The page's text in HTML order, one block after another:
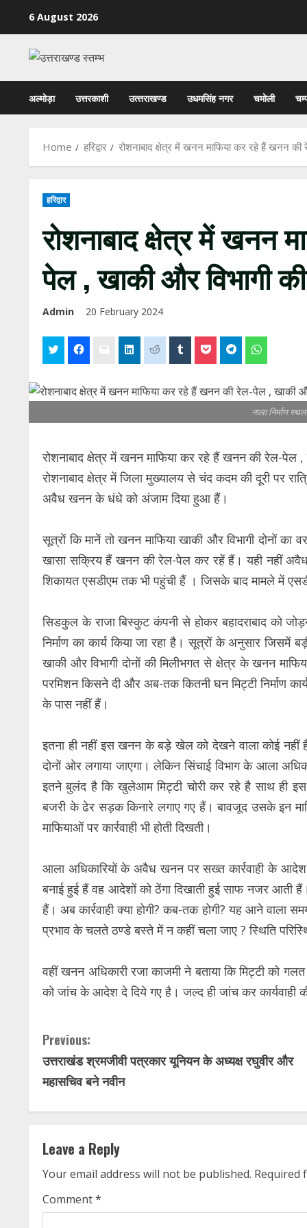
content
6 August 2026
अल्मोड़ा उत्तरकाशी उत्‍तराखण्‍ड उधमसिंह नगर चमोली
Home हरिद्वार रोशनाबाद क्षेत्र में खनन माफिया कर रहे हैं खनन
हरिद्वार
रोशनाबाद क्षेत्र में खनन
पेल , खाकी और विभागी
Admin 20 February 2024
नाला निर्माण
रोशनाबाद क्षेत्र में खनन माफिया कर रहे हैं खनन की रेल-पेल
रोशनाबाद क्षेत्र में जिला मुख्यालय से चंद कदम की दूरी पर
अवैध खनन के धंधे को अंजाम दिया हुआ हैं।
सूत्रों कि मानें तो खनन माफिया खाकी और विभागी दोनों
खासा सक्रिय हैं खनन की रेल-पेल कर रहें हैं। यही नहीं
शिकायत एसडीएम तक भी पहुंची हैं । जिसके बाद मामले में
सिडकुल के राजा बिस्कुट कंपनी से होकर बहादराबाद को
निर्माण का कार्य किया जा रहा है। सूत्रों के अनुसार जिसमें
खाकी और विभागी दोनों की मिलीभगत से क्षेत्र के खनन
परमिशन किसने दी और अब-तक कितनी घन मिट्टी निर्माण
के पास नहीं हैं।
इतना ही नहीं इस खनन के बड़े खेल को देखने वाला कोई नहीं
दोनों ओर लगाया जाएगा। लेकिन सिंचाई विभाग के आला
इतने बुलंद है कि खुलेआम मिट्टी चोरी कर रहे है साथ ही
बजरी के ढेर सड़क किनारे लगाए गए हैं। बावजूद उसके इन
माफियाओं पर कार्रवाही भी होती दिखती।
आला अधिकारियों के अवैध खनन पर सख्त कार्रवाही के
बनाई हुई हैं वह आदेशों को ठेंगा दिखाती हुई साफ नजर आती
हैं। अब कार्रवाही क्या होगी? कब-तक होगी? यह आने वाला
प्रभाव के चलते ठण्डे बस्ते में न कहीं चला जाए ? स्थिति
वहीं खनन अधिकारी रजा काजमी ने बताया कि मिट्टी को
को जांच के आदेश दे दिये गए है। जल्द ही जांच कर कार्यवाही
C
o
i
n
u
Previous:
उत्तराखंड श्रमजीवी पत्रकार यूनियन के अध्यक्ष रघुवीर और
महासचिव बने नवीन
Leave a Reply
Your email address will not be published. Required
Comment*